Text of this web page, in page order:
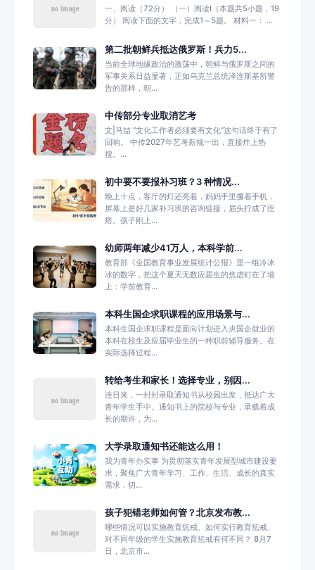
一、阅读（72分） （一）阅读I（本题共5小题，19
分） 阅读下面的文字，完成1～5题。 材料一： ...
第二批朝鲜兵抵达俄罗斯！兵力5...
当前全球地缘政治的激荡中，朝鲜与俄罗斯之间的
军事关系日益显著，正如乌克兰总统泽连斯基所警
告的那样，朝...
中传部分专业取消艺考
文|马喆 “文化工作者必须要有文化”这句话终于有了
回响。 中传2027年艺考新规一出，直接炸上热
搜。...
初中要不要报补习班？3 种情况...
晚上十点，客厅的灯还亮着，妈妈手里攥着手机，
屏幕上是好几家补习班的咨询链接，眉头拧成了疙
瘩。孩子刚上...
幼师两年减少41万人，本科学前...
教育部《全国教育事业发展统计公报》里一组冷冰
冰的数字，把这个夏天无数应届生的焦虑钉在了墙
上：学前教育...
本科生国企求职课程的应用场景与...
本科生国企求职课程是面向计划进入央国企就业的
本科在校生及应届毕业生的一种职前辅导服务。在
实际选择过程...
转给考生和家长！选择专业，别因...
连日来，一封封录取通知书从校园出发，抵达广大
青年学生手中。通知书上的院校与专业，承载着成
长的期许，为...
大学录取通知书还能这么用！
我为青年办实事 为贯彻落实青年发展型城市建设要
求，聚焦广大青年学习、工作、生活、成长的真实
需求，切...
孩子犯错老师如何管？北京发布教...
哪些情况可以实施教育惩戒、如何实行教育惩戒、
对不同年级的学生实施教育惩戒有何不同？ 8月7
日，北京市...